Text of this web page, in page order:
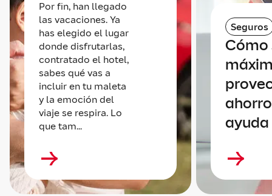
Por fin, han llegado
las vacaciones. Ya
has elegido el lugar
donde disfrutarlas,
contratado el hotel,
sabes qué vas a
incluir en tu maleta
y la emoción del
viaje se respira. Lo
que tam...
Seguros
Cómo
ayuda